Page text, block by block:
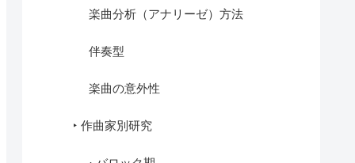
楽曲分析（アナリーゼ）方法
伴奏型
楽曲の意外性
‣ 作曲家別研究